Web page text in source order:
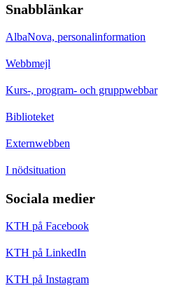
Snabblänkar
AlbaNova, personalinformation
Webbmejl
Kurs-, program- och gruppwebbar
Biblioteket
Externwebben
I nödsituation
Sociala medier
KTH på Facebook
KTH på LinkedIn
KTH på Instagram